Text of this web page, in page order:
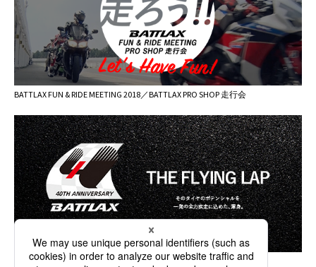
BATTLAX FUN & RIDE MEETING 2018／BATTLAX PRO SHOP 走行会